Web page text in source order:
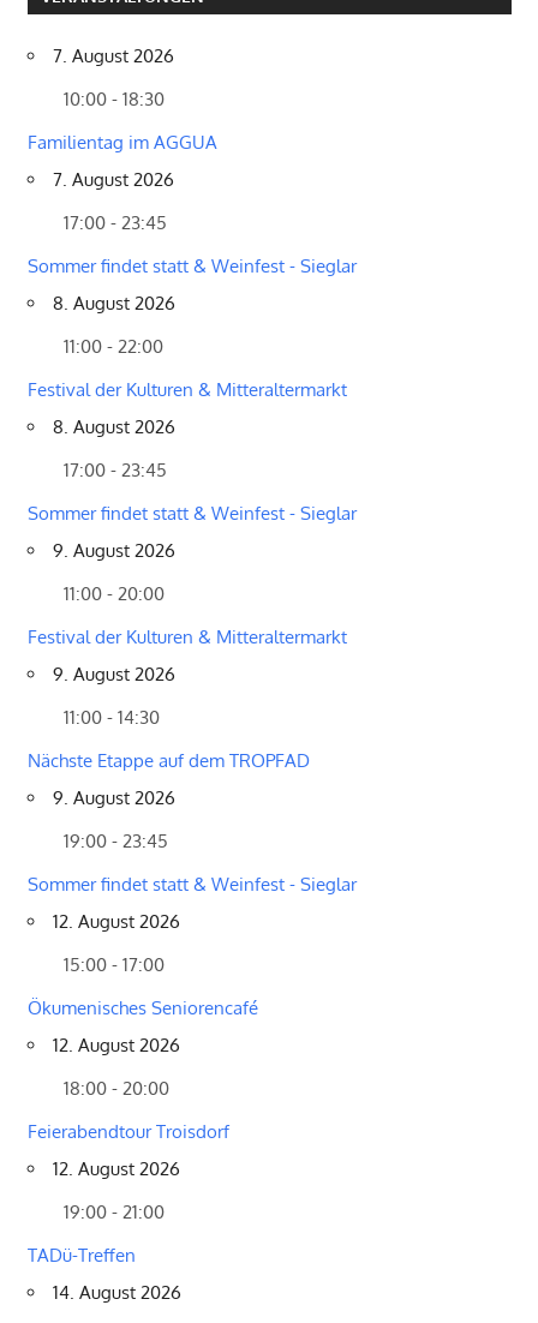
7. August 2026
10:00 - 18:30
Familientag im AGGUA
7. August 2026
17:00 - 23:45
Sommer findet statt & Weinfest - Sieglar
8. August 2026
11:00 - 22:00
Festival der Kulturen & Mitteraltermarkt
8. August 2026
17:00 - 23:45
Sommer findet statt & Weinfest - Sieglar
9. August 2026
11:00 - 20:00
Festival der Kulturen & Mitteraltermarkt
9. August 2026
11:00 - 14:30
Nächste Etappe auf dem TROPFAD
9. August 2026
19:00 - 23:45
Sommer findet statt & Weinfest - Sieglar
12. August 2026
15:00 - 17:00
Ökumenisches Seniorencafé
12. August 2026
18:00 - 20:00
Feierabendtour Troisdorf
12. August 2026
19:00 - 21:00
TADü-Treffen
14. August 2026